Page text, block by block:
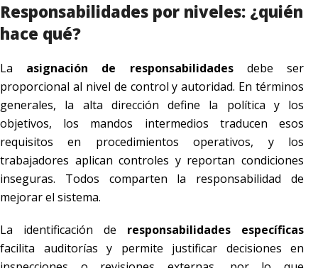
Responsabilidades por niveles: ¿quién
hace qué?
La asignación de responsabilidadesdebe ser
proporcional al nivel de control y autoridad. En términos
generales, la alta dirección define la política y los
objetivos, los mandos intermedios traducen esos
requisitos en procedimientos operativos, y los
trabajadores aplican controles y reportan condiciones
inseguras. Todos comparten la responsabilidad de
mejorar el sistema.
La identificación de responsabilidades específicas
facilita auditorías y permite justificar decisiones en